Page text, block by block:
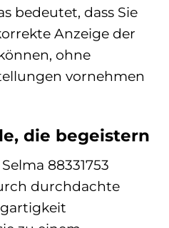
bedeutet, dass Sie
Anzeige der
ohne
vornehmen
die begeistern
88331753
durchdachte